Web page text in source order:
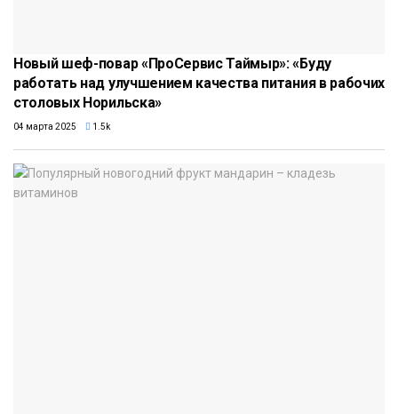
Новый шеф-повар «ПроСервис Таймыр»: «Буду
работать над улучшением качества питания в рабочих
столовых Норильска»
04 марта 2025 1.5k